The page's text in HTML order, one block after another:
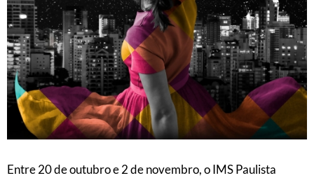
Entre 20 de outubro e 2 de novembro, o IMS Paulista